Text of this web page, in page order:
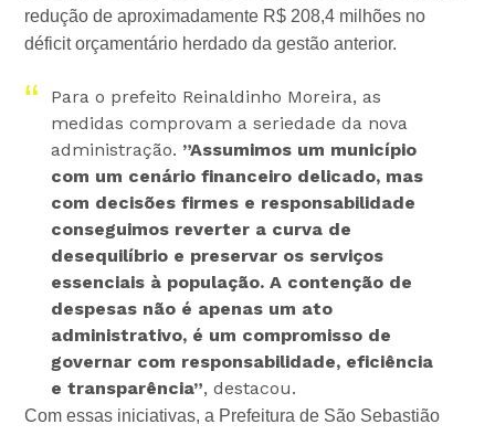
redução de aproximadamente R$ 208,4 milhões no
déficit orçamentário herdado da gestão anterior.
Para o prefeito Reinaldinho Moreira, as
medidas comprovam a seriedade da nova
administração. ”Assumimos um município
com um cenário financeiro delicado, mas
com decisões firmes e responsabilidade
conseguimos reverter a curva de
desequilíbrio e preservar os serviços
essenciais à população. A contenção de
despesas não é apenas um ato
administrativo, é um compromisso de
governar com responsabilidade, eficiência
e transparência”, destacou.
Com essas iniciativas, a Prefeitura de São Sebastião